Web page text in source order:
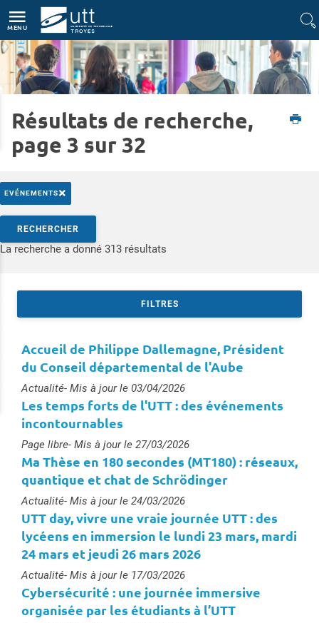
MENU
Accueil Formations
Rencontrez-nous
Les Rencontres Formation Ingénieur
Résultats de recherche,
page 3 sur 32
EVÉNEMENTS×
Rechercher par mots-clés
RECHERCHER
La recherche a donné 313 résultats
FILTRES
Accueil de Philippe Dallemagne, Président
du Conseil départemental de l'Aube
Type :
Actualité- Mis à jour le 03/04/2026
Les temps forts de l'UTT : des événements
incontournables
Type :
Page libre- Mis à jour le 27/03/2026
Ma Thèse en 180 secondes (MT180) : réseaux,
quantique et chat de Schrödinger
Type :
Actualité- Mis à jour le 24/03/2026
UTT day, vivre une vraie journée UTT : des
lycéens en immersion le lundi 23 mars, mardi
24 mars et jeudi 26 mars 2026
Type :
Actualité- Mis à jour le 17/03/2026
Cybersécurité : une journée immersive
organisée par les étudiants à l’UTT